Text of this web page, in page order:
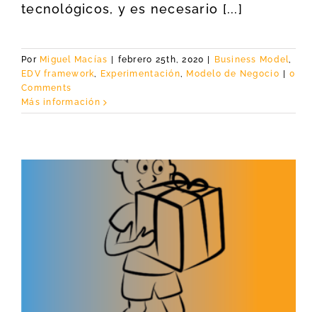
tecnológicos, y es necesario [...]
Por Miguel Macías | febrero 25th, 2020 | Business Model
EDV framework
Experimentación Modelo de Negocio | 0
Comments
Más información